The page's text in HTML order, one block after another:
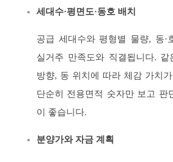
세대수·평면도·동호 배치
공급 세대수와 평형별 물량, 동·
실거주 만족도와 직결됩니다.
방향, 동 위치에 따라 체감 가치
단순히 전용면적 숫자만 보고 판
이 좋습니다.
분양가와 자금 계획